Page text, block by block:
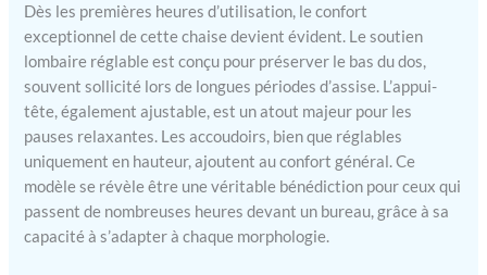
forme de W du siège vous
garantie une position
d’assise bien centrée. Le
bord avant du siège conçu
en forme de cascade assure
une pression minimale sur
vos jambes pendant une
position assise prolongée.
Le coussin rempli de
mousse de haute densité
est souple et ne se déforme
Dès les premières heures d’utilisation, le confort
exceptionnel de cette chaise devient évident. Le soutien
lombaire réglable est conçu pour préserver le bas du dos,
souvent sollicité lors de longues périodes d’assise. L’appui-
tête, également ajustable, est un atout majeur pour les
pauses relaxantes. Les accoudoirs, bien que réglables
uniquement en hauteur, ajoutent au confort général. Ce
modèle se révèle être une véritable bénédiction pour ceux qui
passent de nombreuses heures devant un bureau, grâce à sa
capacité à s’adapter à chaque morphologie.